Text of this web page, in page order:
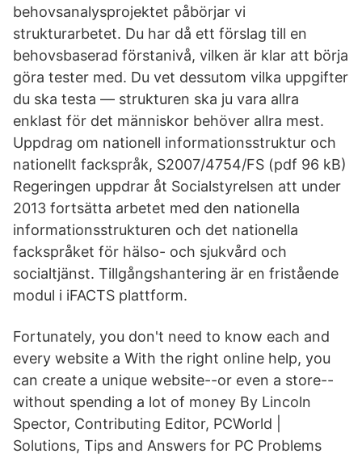
behovsanalysprojektet påbörjar vi
strukturarbetet. Du har då ett förslag till en
behovsbaserad förstanivå, vilken är klar att börja
göra tester med. Du vet dessutom vilka uppgifter
du ska testa — strukturen ska ju vara allra
enklast för det människor behöver allra mest.
Uppdrag om nationell informationsstruktur och
nationellt fackspråk, S2007/4754/FS (pdf 96 kB)
Regeringen uppdrar åt Socialstyrelsen att under
2013 fortsätta arbetet med den nationella
informationsstrukturen och det nationella
fackspråket för hälso- och sjukvård och
socialtjänst. Tillgångshantering är en fristående
modul i iFACTS plattform.
Fortunately, you don't need to know each and
every website a With the right online help, you
can create a unique website--or even a store--
without spending a lot of money By Lincoln
Spector, Contributing Editor, PCWorld |
Solutions, Tips and Answers for PC Problems